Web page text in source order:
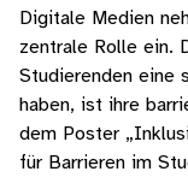
Digitale Medien
zentrale Rolle ein.
Studierenden eine
haben, ist ihre
dem Poster
für Barrieren im